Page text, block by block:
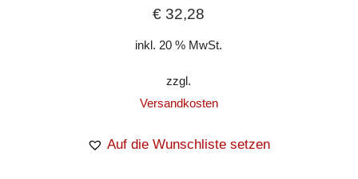
€ 32,28
inkl. 20 % MwSt.
zzgl.
Versandkosten
Auf die Wunschliste setzen